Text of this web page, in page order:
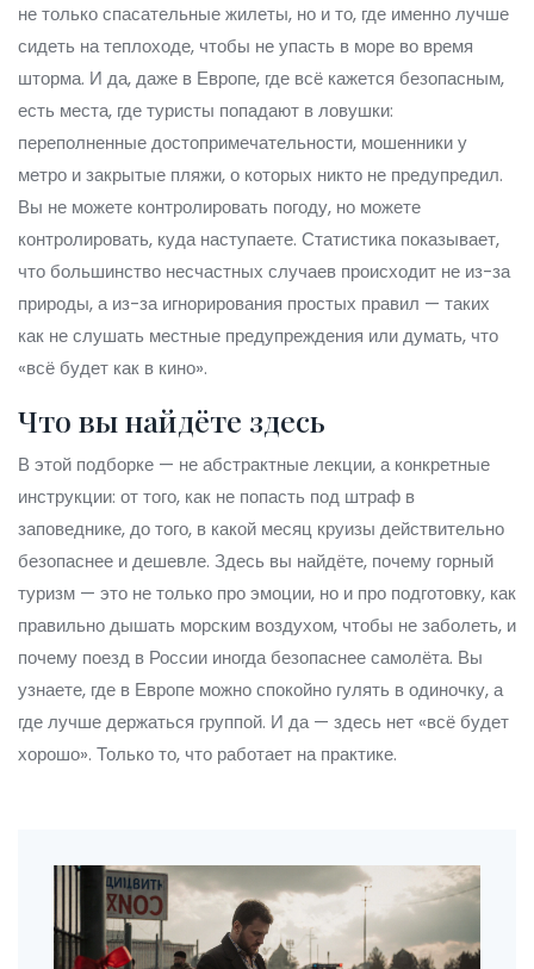
не только спасательные жилеты, но и то, где именно лучше
сидеть на теплоходе, чтобы не упасть в море во время
шторма. И да, даже в Европе, где всё кажется безопасным,
есть места, где туристы попадают в ловушки:
переполненные достопримечательности, мошенники у
метро и закрытые пляжи, о которых никто не предупредил.
Вы не можете контролировать погоду, но можете
контролировать, куда наступаете. Статистика показывает,
что большинство несчастных случаев происходит не из-за
природы, а из-за игнорирования простых правил — таких
как не слушать местные предупреждения или думать, что
«всё будет как в кино».
Что вы найдёте здесь
В этой подборке — не абстрактные лекции, а конкретные
инструкции: от того, как не попасть под штраф в
заповеднике, до того, в какой месяц круизы действительно
безопаснее и дешевле. Здесь вы найдёте, почему горный
туризм — это не только про эмоции, но и про подготовку, как
правильно дышать морским воздухом, чтобы не заболеть, и
почему поезд в России иногда безопаснее самолёта. Вы
узнаете, где в Европе можно спокойно гулять в одиночку, а
где лучше держаться группой. И да — здесь нет «всё будет
хорошо». Только то, что работает на практике.